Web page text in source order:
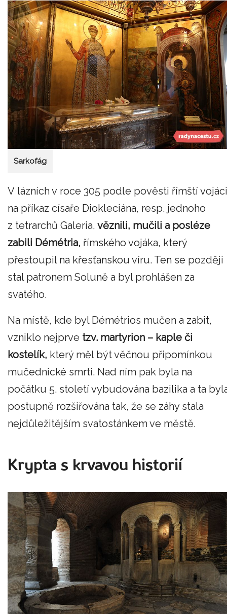
Sarkofág
V lázních v roce 305 podle pověsti římští vojáci
na příkaz císaře Diokleciána, resp. jednoho
z tetrarchů Galeria, věznili, mučili a posléze
zabili Démétria, římského vojáka, který
přestoupil na křesťanskou víru. Ten se později
stal patronem Soluně a byl prohlášen za
svatého.
Na místě, kde byl Démétrios mučen a zabit,
vzniklo nejprve tzv. martyrion – kaple či
kostelík, který měl být věčnou připomínkou
mučednické smrti. Nad ním pak byla na
počátku 5. století vybudována bazilika a ta
postupně rozšiřována tak, že se záhy stala
nejdůležitějším svatostánkem ve městě.
Krypta s krvavou historií